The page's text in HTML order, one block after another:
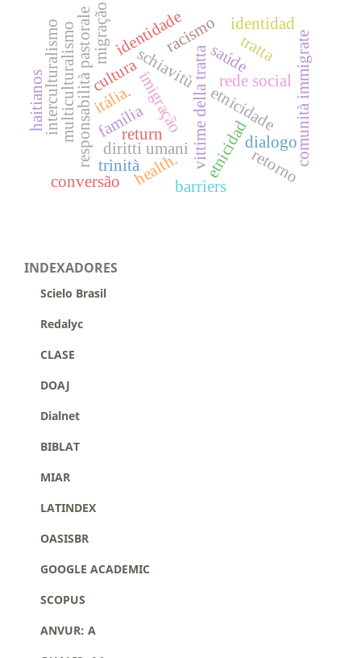
tratta
vittime della tratta
diritti umani
schiavitù
responsabilità pastorale identidade
cultura
etnicidade
imigração
família
rede social
multiculturalismo
interculturalismo comunità immigrate
etnicidad
identidad
haitianos
racismo
dialogo
trinità
migração
conversão retorno
saúde
return
health.
itália.
barriers
INDEXADORES
Scielo Brasil
Redalyc
CLASE
DOAJ
Dialnet
BIBLAT
MIAR
LATINDEX
OASISBR
GOOGLE ACADEMIC
SCOPUS
ANVUR: A